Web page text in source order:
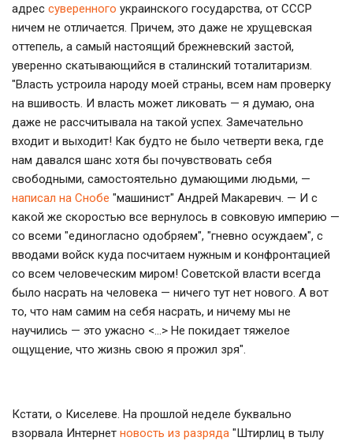
адрес суверенного украинского государства, от СССР
ничем не отличается. Причем, это даже не хрущевская
оттепель, а самый настоящий брежневский застой,
уверенно скатывающийся в сталинский тоталитаризм.
"Власть устроила народу моей страны, всем нам проверку
на вшивость. И власть может ликовать — я думаю, она
даже не рассчитывала на такой успех. Замечательно
входит и выходит! Как будто не было четверти века, где
нам давался шанс хотя бы почувствовать себя
свободными, самостоятельно думающими людьми, —
написал на Снобе "машинист" Андрей Макаревич. — И с
какой же скоростью все вернулось в совковую империю —
со всеми "единогласно одобряем", "гневно осуждаем", с
вводами войск куда посчитаем нужным и конфронтацией
со всем человеческим миром! Советской власти всегда
было насрать на человека — ничего тут нет нового. А вот
то, что нам самим на себя насрать, и ничему мы не
научились — это ужасно <…> Не покидает тяжелое
ощущение, что жизнь свою я прожил зря".
Кстати, о Киселеве. На прошлой неделе буквально
взорвала Интернет новость из разряда "Штирлиц в тылу